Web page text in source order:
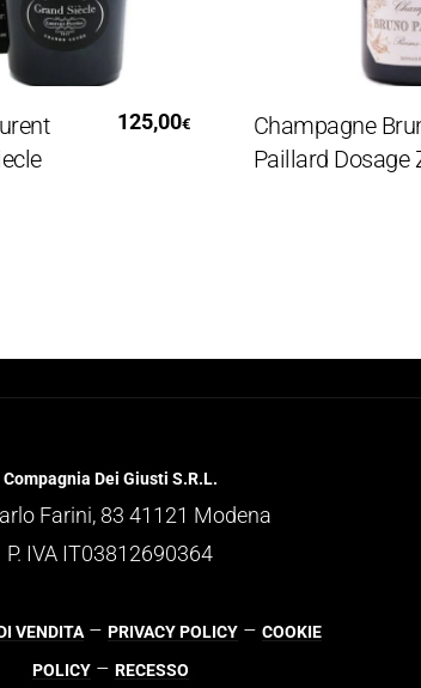
125,00€
Champagne Bruno
Paillard Dosage Zero
Compagnia Dei Giusti S.R.L.
Farini, 83 41121 Modena
P. IVA IT03812690364
VENDITA– PRIVACY POLICY – COOKIE
POLICY– RECESSO